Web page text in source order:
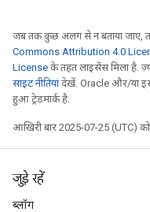
जब तक कुछ अलग से न बताया जाए,
Commons Attribution 4.0
License के तहत लाइसेंस मिला है.
साइट नीतियांदेखें. Oracle और/या
हुआ ट्रेडमार्क है.
आखिरी बार 2025-07-25 (UTC)
जुड़े रहें
ब्लॉग